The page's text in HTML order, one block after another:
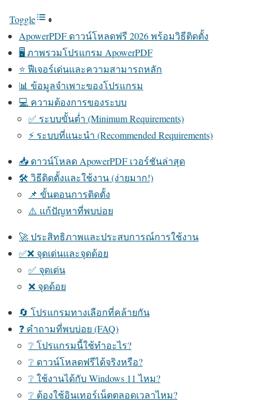
Toggle
ApowerPDF ดาวน์โหลดฟรี 2026 พร้อมวิธีติดตั้ง
🖥️ ภาพรวมโปรแกรม ApowerPDF
⭐ ฟีเจอร์เด่นและความสามารถหลัก
📊 ข้อมูลจำเพาะของโปรแกรม
💻 ความต้องการของระบบ
✅ ระบบขั้นต่ำ (Minimum Requirements)
⚡ ระบบที่แนะนำ (Recommended Requirements)
📥 ดาวน์โหลด ApowerPDF เวอร์ชันล่าสุด
🛠️ วิธีติดตั้งและใช้งาน (ง่ายมาก!)
📌 ขั้นตอนการติดตั้ง
⚠️ แก้ปัญหาที่พบบ่อย
🚀 ประสิทธิภาพและประสบการณ์การใช้งาน
✅❌ จุดเด่นและจุดด้อย
✅ จุดเด่น
❌ จุดด้อย
🔄 โปรแกรมทางเลือกที่คล้ายกัน
❓ คำถามที่พบบ่อย (FAQ)
❔ โปรแกรมนี้ใช้ทำอะไร?
❔ ดาวน์โหลดฟรีได้จริงหรือ?
❔ ใช้งานได้กับ Windows 11 ไหม?
❔ ต้องใช้อินเทอร์เน็ตตลอดเวลาไหม?